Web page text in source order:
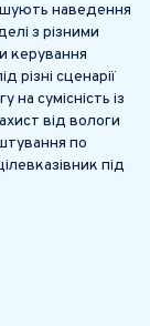
наведення
з різними
керування
різні сценарії
сумісність із
від вологи
по
під